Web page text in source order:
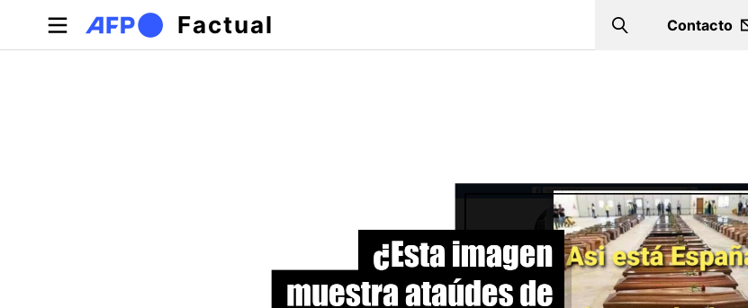
Pasar al contenido principal
Factual Search
Contacto
Solapas principales